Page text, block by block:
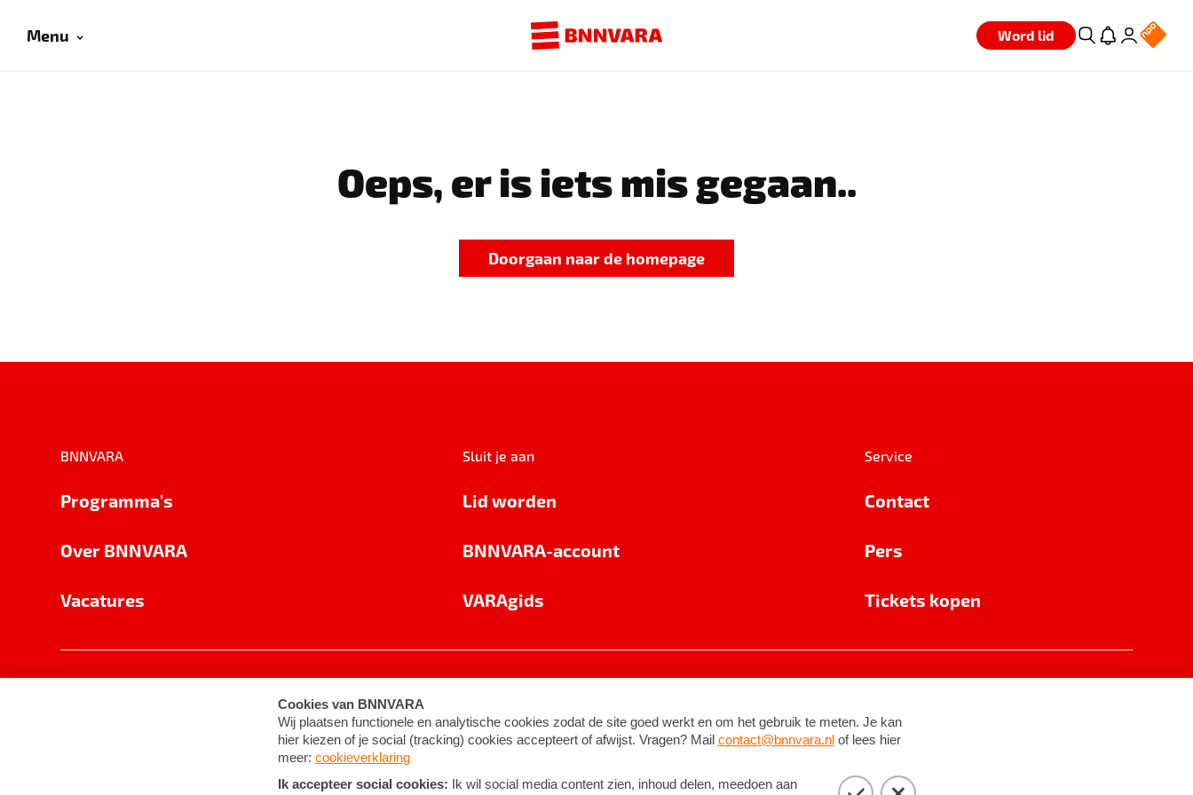
Menu Word lid
Oeps, er is iets mis gegaan..
Doorgaan naar de homepage
BNNVARA
Programma's
Over BNNVARA
Vacatures
Sluit je aan
Lid worden
BNNVARA-account
VARAgids
Service
Contact
Pers
Tickets kopen
Cookie-instellingen Algemene voorwaarden ©2026BNNVARA